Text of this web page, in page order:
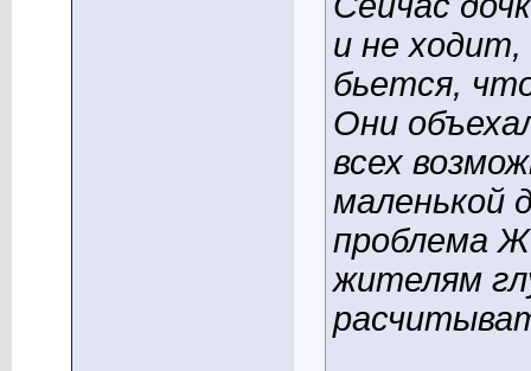
и не ходит,
бьется,
Они
всех
маленькой
проблема
жителям